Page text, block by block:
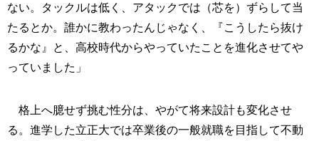
ない。タックルは低く、アタックでは（芯を）ずらして当
たるとか。誰かに教わったんじゃなく、『こうしたら抜け
るかな』と、高校時代からやっていたことを進化させてや
っていました」
格上へ臆せず挑む性分は、やがて将来設計も変化させ
る。進学した立正大では卒業後の一般就職を目指して不動